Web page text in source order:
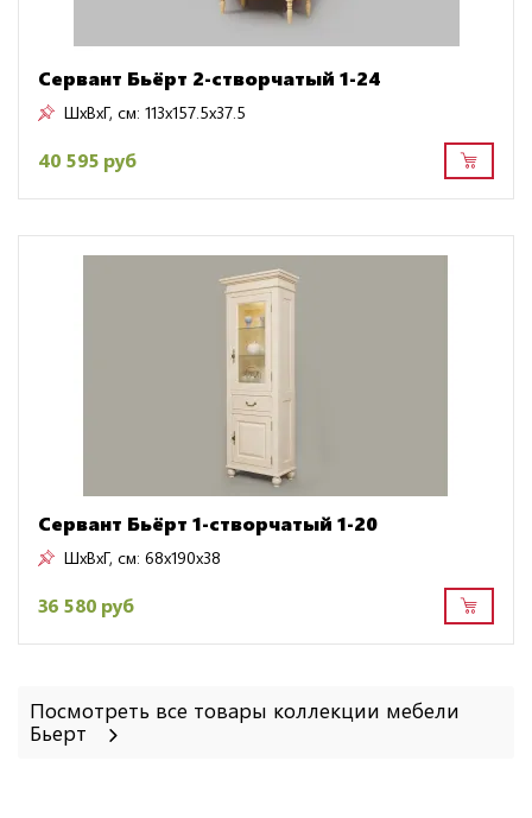
Сервант Бьёрт 2-створчатый 1-24
ШxВxГ, см: 113x157.5x37.5
40 595 руб
Сервант Бьёрт 1-створчатый 1-20
ШxВxГ, см: 68x190x38
36 580 руб
Посмотреть все товары коллекции мебели
Бьерт